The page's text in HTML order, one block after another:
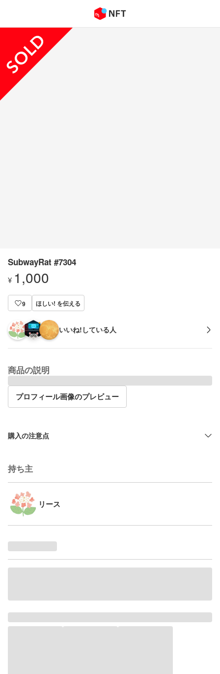
SubwayRat #7304
¥ 1,000
9 ほしい! を伝える
いいね!している人
商品の説明
プロフィール画像のプレビュー
購入の注意点
持ち主
リース